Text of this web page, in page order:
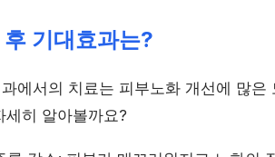
기대효과는?
에서의 치료는 피부노화 개선에 많
세히 알아볼까요?